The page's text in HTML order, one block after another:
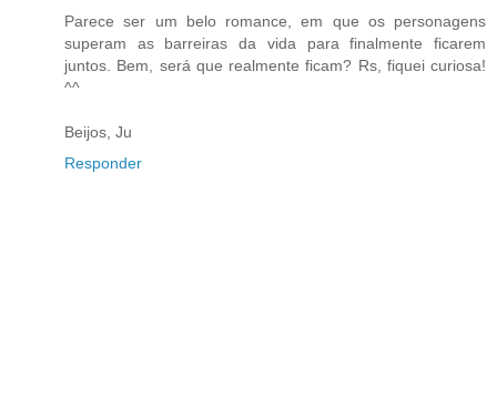
Parece ser um belo romance, em que os personagens
superam as barreiras da vida para finalmente ficarem
juntos. Bem, será que realmente ficam? Rs, fiquei curiosa!
^^
Beijos, Ju
Responder